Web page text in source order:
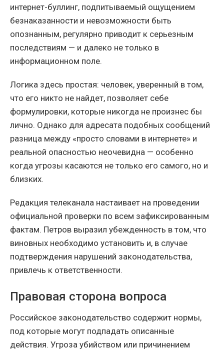
интернет-буллинг, подпитываемый ощущением
безнаказанности и невозможности быть
опознанным, регулярно приводит к серьезным
последствиям — и далеко не только в
информационном поле.
Логика здесь простая: человек, уверенный в том,
что его никто не найдет, позволяет себе
формулировки, которые никогда не произнес бы
лично. Однако для адресата подобных сообщений
разница между «просто словами в интернете» и
реальной опасностью неочевидна — особенно
когда угрозы касаются не только его самого, но и
близких.
Редакция телеканала настаивает на проведении
официальной проверки по всем зафиксированным
фактам. Петров выразил убежденность в том, что
виновных необходимо установить и, в случае
подтверждения нарушений законодательства,
привлечь к ответственности.
Правовая сторона вопроса
Российское законодательство содержит нормы,
под которые могут подпадать описанные
действия. Угроза убийством или причинением